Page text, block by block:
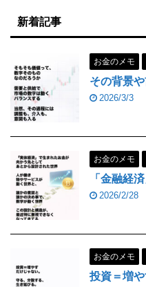
新着記事
お金のメモ
その背景
2026/3/3
お金のメモ
「金融経
2026/2/28
お金のメモ
投資＝増